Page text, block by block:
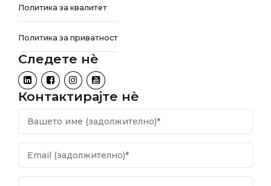
Политика за квалитет
Политика за приватност
Следете нѐ
Контактирајте нѐ